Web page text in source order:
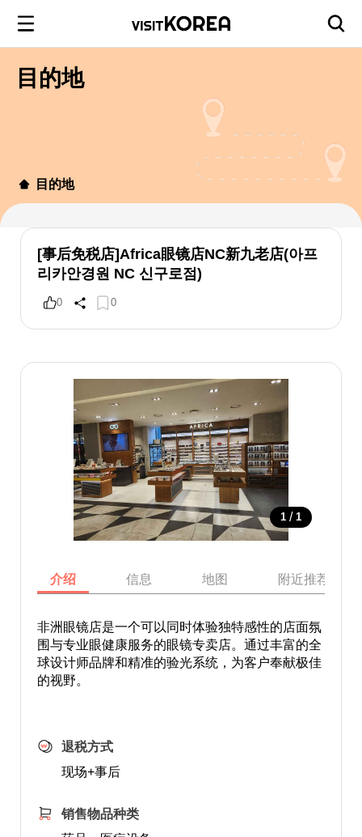
目的地
目的地
[事后免税店]Africa眼镜店NC新九老店(아프
리카안경원 NC 신구로점)
0 0
1 / 1
介绍 信息 地图 附近推荐景点
非洲眼镜店是一个可以同时体验独特感性的店面氛
围与专业眼健康服务的眼镜专卖店。通过丰富的全
球设计师品牌和精准的验光系统，为客户奉献极佳
的视野。
退税方式
现场+事后
销售物品种类